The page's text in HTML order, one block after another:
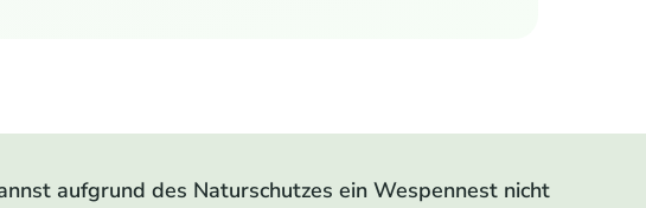
aufgrund des Naturschutzes ein Wespennest nicht